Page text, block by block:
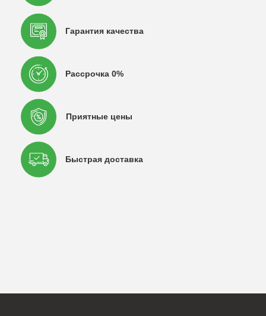
Гарантия качества
Рассрочка 0%
Приятные цены
Быстрая доставка